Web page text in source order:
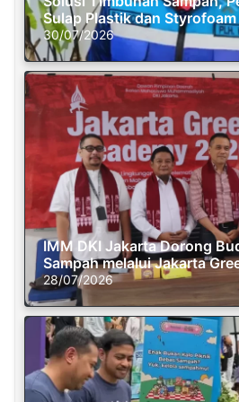
Sulap Plastik dan
30/07/2026
IMM DKI Jakarta Dorong
Sampah melalui Jakarta
28/07/2026